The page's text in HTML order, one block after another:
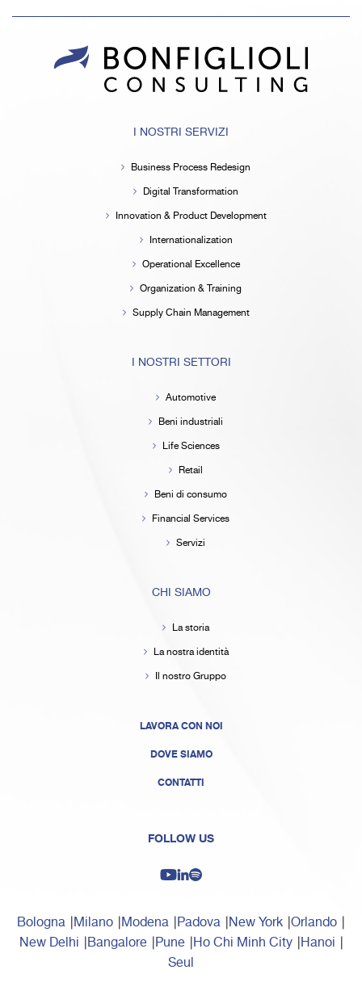
I NOSTRI SERVIZI
Business Process Redesign
Digital Transformation
Innovation & Product Development
Internationalization
Operational Excellence
Organization & Training
Supply Chain Management
I NOSTRI SETTORI
Automotive
Beni industriali
Life Sciences
Retail
Beni di consumo
Financial Services
Servizi
CHI SIAMO
La storia
La nostra identità
Il nostro Gruppo
LAVORA CON NOI
DOVE SIAMO
CONTATTI
FOLLOW US
Bologna Milano Modena Padova New York Orlando
New Delhi Bangalore Pune Ho Chi Minh City Hanoi
Seul